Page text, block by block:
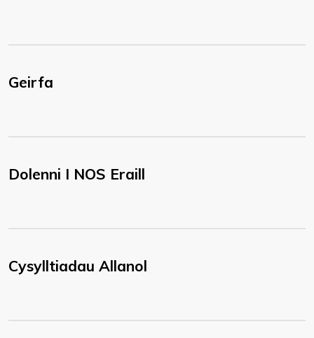
Geirfa
Dolenni I NOS Eraill
Cysylltiadau Allanol